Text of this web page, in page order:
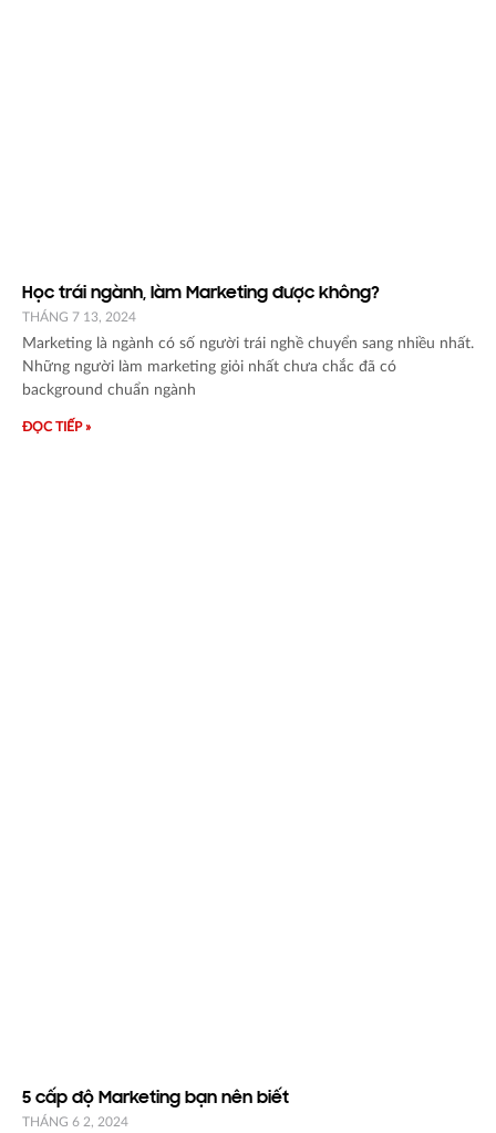
Học trái ngành, làm Marketing được không?
THÁNG 7 13, 2024
Marketing là ngành có số người trái nghề chuyển sang nhiều nhất.
Những người làm marketing giỏi nhất chưa chắc đã có
background chuẩn ngành
ĐỌC TIẾP »
5 cấp độ Marketing bạn nên biết
THÁNG 6 2, 2024